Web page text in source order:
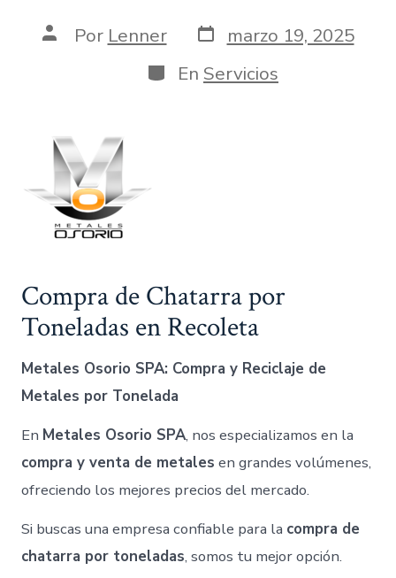
AutorPor Lenner Fecha
de
publicación
marzo 19, 2025
Categorías
En Servicios
Compra de Chatarra por
Toneladas en Recoleta
Metales Osorio SPA: Compra y Reciclaje de
Metales por Tonelada
En Metales Osorio SPA, nos especializamos en la
compra y venta de metales en grandes volúmenes,
ofreciendo los mejores precios del mercado.
Si buscas una empresa confiable para la compra de
chatarra por toneladas, somos tu mejor opción.